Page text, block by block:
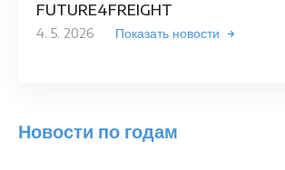
FUTURE4FREIGHT
4. 5. 2026 Показать новости
Новости по годам